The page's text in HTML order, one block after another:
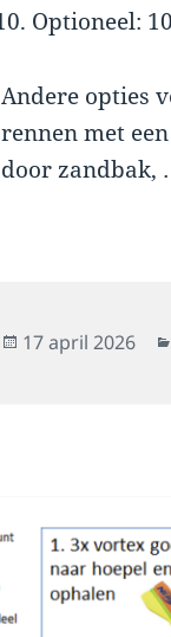
Optioneel:
Andere opties
rennen met
door zandbak,
Geplaatst
17 april 2026